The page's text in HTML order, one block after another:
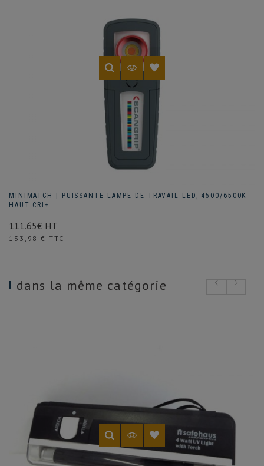
MINIMATCH | PUISSANTE LAMPE DE TRAVAIL LED, 4500/6500K -
HAUT CRI+
111.65€ HT
Prix
133,98 € TTC
dans la même catégorie